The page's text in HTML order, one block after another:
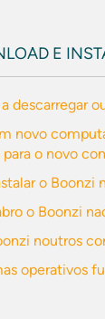
E
descarregar
novo
o novo
o Boonzi
o Boonzi
noutros
operativos